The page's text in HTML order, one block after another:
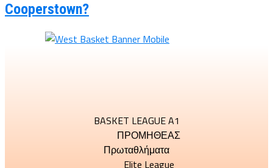
Cooperstown?
BASKET LEAGUE A1
ΠΡΟΜΗΘΕΑΣ
Πρωταθλήματα
Elite League